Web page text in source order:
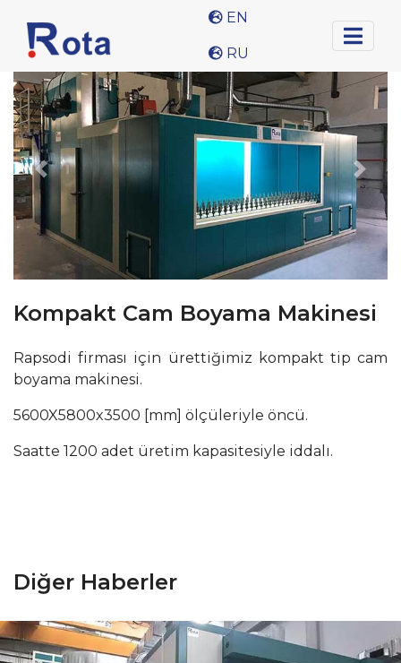
EN
RU
KURUMSAL
HİZMETLER
HABERLER
REFERANSLAR
İLETİŞİM
+90 (216) 591 04 00
(216)
591
22
rota@rotamakine.com
Previous
Kompakt Cam Boyama Makinesi
Rapsodi firması için ürettiğimiz kompakt tip cam
boyama makinesi.
5600X5800x3500 [mm] ölçüleriyle öncü.
Saatte 1200 adet üretim kapasitesiyle iddalı.
Diğer Haberler